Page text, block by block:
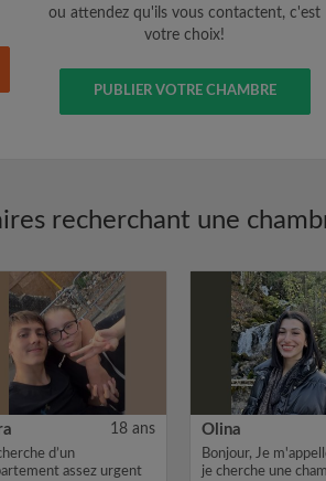
ou attendez qu'ils vous contactent, c'est
votre choix!
PUBLIER VOTRE CHAMBRE
recherchant une
18 ans
d’un
assez urgent
Olina
Bonjour, Je
je cherche une